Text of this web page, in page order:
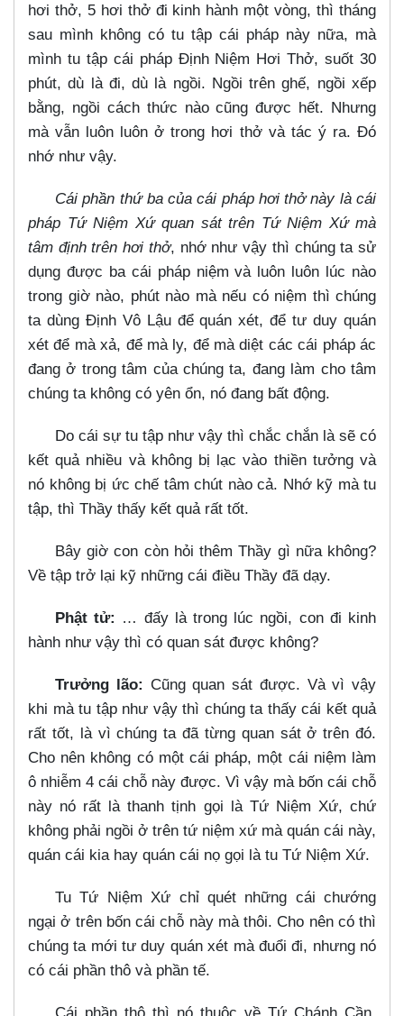
hơi thở, 5 hơi thở đi kinh hành một vòng, thì tháng
sau mình không có tu tập cái pháp này nữa, mà
mình tu tập cái pháp Định Niệm Hơi Thở, suốt 30
phút, dù là đi, dù là ngồi. Ngồi trên ghế, ngồi xếp
bằng, ngồi cách thức nào cũng được hết. Nhưng
mà vẫn luôn luôn ở trong hơi thở và tác ý ra. Đó
nhớ như vậy.
Cái phần thứ ba của cái pháp hơi thở này là cái
pháp Tứ Niệm Xứ quan sát trên Tứ Niệm Xứ mà
tâm định trên hơi thở, nhớ như vậy thì chúng ta sử
dụng được ba cái pháp niệm và luôn luôn lúc nào
trong giờ nào, phút nào mà nếu có niệm thì chúng
ta dùng Định Vô Lậu để quán xét, để tư duy quán
xét để mà xả, để mà ly, để mà diệt các cái pháp ác
đang ở trong tâm của chúng ta, đang làm cho tâm
chúng ta không có yên ổn, nó đang bất động.
Do cái sự tu tập như vậy thì chắc chắn là sẽ có
kết quả nhiều và không bị lạc vào thiền tưởng và
nó không bị ức chế tâm chút nào cả. Nhớ kỹ mà tu
tập, thì Thầy thấy kết quả rất tốt.
Bây giờ con còn hỏi thêm Thầy gì nữa không?
Về tập trở lại kỹ những cái điều Thầy đã dạy.
Phật tử: …​ đấy là trong lúc ngồi, con đi kinh
hành như vậy thì có quan sát được không?
Trưởng lão: Cũng quan sát được. Và vì vậy
khi mà tu tập như vậy thì chúng ta thấy cái kết quả
rất tốt, là vì chúng ta đã từng quan sát ở trên đó.
Cho nên không có một cái pháp, một cái niệm làm
ô nhiễm 4 cái chỗ này được. Vì vậy mà bốn cái chỗ
này nó rất là thanh tịnh gọi là Tứ Niệm Xứ, chứ
không phải ngồi ở trên tứ niệm xứ mà quán cái này,
quán cái kia hay quán cái nọ gọi là tu Tứ Niệm Xứ.
Tu Tứ Niệm Xứ chỉ quét những cái chướng
ngại ở trên bốn cái chỗ này mà thôi. Cho nên có thì
chúng ta mới tư duy quán xét mà đuổi đi, nhưng nó
có cái phần thô và phần tế.